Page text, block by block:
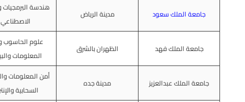
جامعة الملك سعود مدينة الرياض
هندسة البرمجيات
الاصطناعي
جامعة الملك فهد الظهران بالشرق
علوم الحاسوب
المعلومات
جامعة الملك عبدالعزيز مدينة جده
أمن المعلومات
السحابية